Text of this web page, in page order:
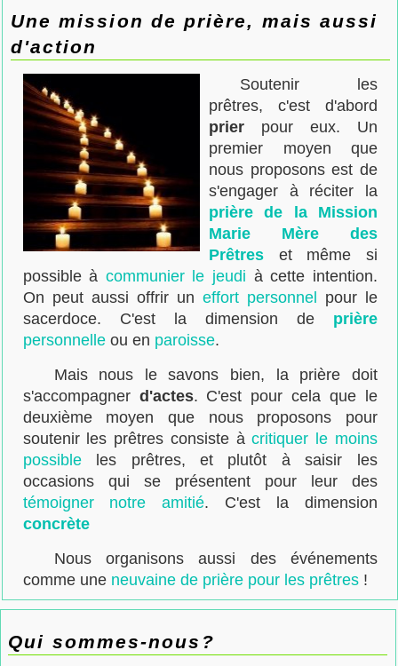
Une mission de prière, mais aussi
d'action
Soutenir les
prêtres, c'est d'abord
prier pour eux. Un
premier moyen que
nous proposons est de
s'engager à réciter la
prière de la Mission
Marie Mère des
Prêtres et même si
possible à communier le jeudi à cette intention.
On peut aussi offrir un effort personnel
pour le
sacerdoce. C'est la dimension de prière
personnelleou en paroisse.
Mais nous le savons bien, la prière doit
s'accompagner d'actes. C'est pour cela que le
deuxième moyen que nous proposons pour
soutenir les prêtres consiste àcritiquer le moins
possibleles prêtres, et plutôt à saisir les
occasions qui se présentent pour leur des
témoigner notre amitié. C'est la dimension
concrète
Nous organisons aussi des événements
comme une neuvaine de prière pour les prêtres!
Qui sommes-nous?